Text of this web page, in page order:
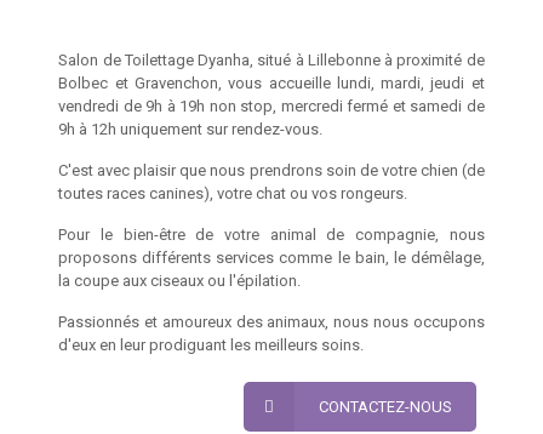
Salon de Toilettage Dyanha, situé à Lillebonne à proximité de
Bolbec et Gravenchon, vous accueille lundi, mardi, jeudi et
vendredi de 9h à 19h non stop, mercredi fermé et samedi de
9h à 12h uniquement sur rendez-vous.
C'est avec plaisir que nous prendrons soin de votre chien (de
toutes races canines), votre chat ou vos rongeurs.
Pour le bien-être de votre animal de compagnie, nous
proposons différents services comme le bain, le démêlage,
la coupe aux ciseaux ou l'épilation.
Passionnés et amoureux des animaux, nous nous occupons
d'eux en leur prodiguant les meilleurs soins.
CONTACTEZ-NOUS